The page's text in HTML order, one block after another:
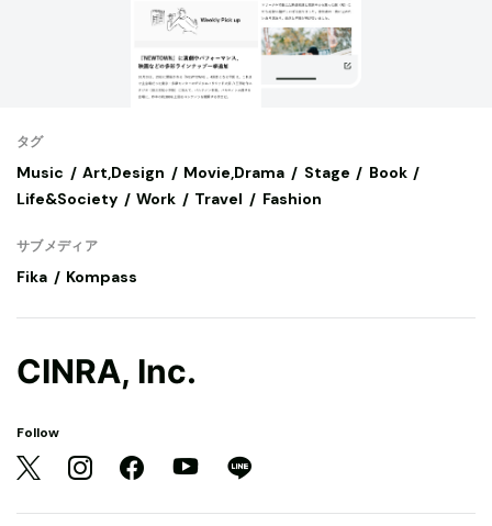
タグ
Music Art,Design Movie,Drama Stage
Book
Life&Society
Work Travel Fashion
サブメディア
Fika Kompass
CINRA, Inc.
Follow